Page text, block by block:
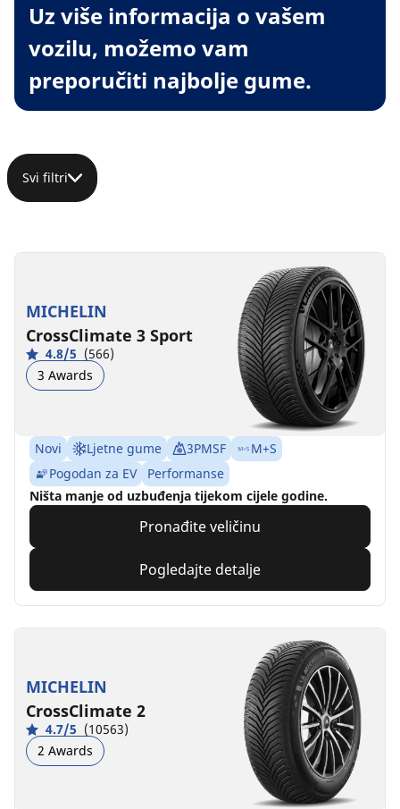
Uz više informacija o vašem
vozilu, možemo vam
preporučiti najbolje gume.
Svi filtri
MICHELIN
CrossClimate 3 Sport
4.8/5 (566)
3 Awards
Novi Ljetne gume 3PMSF
M+S
Pogodan za EV
Performanse
Ništa manje od uzbuđenja tijekom cijele godine.
Pronađite veličinu
Pogledajte detalje
MICHELIN
CrossClimate 2
4.7/5 (10563)
2 Awards